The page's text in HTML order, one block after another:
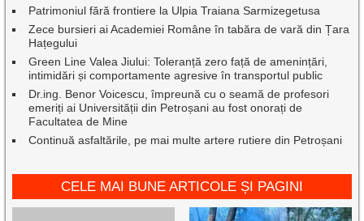
Patrimoniul fără frontiere la Ulpia Traiana Sarmizegetusa
Zece bursieri ai Academiei Române în tabăra de vară din Țara
Hațegului
Green Line Valea Jiului: Toleranță zero față de amenințări,
intimidări și comportamente agresive în transportul public
Dr.ing. Benor Voicescu, împreună cu o seamă de profesori
emeriți ai Universității din Petroșani au fost onorați de
Facultatea de Mine
Continuă asfaltările, pe mai multe artere rutiere din Petroșani
CELE MAI BUNE ARTICOLE ȘI PAGINI